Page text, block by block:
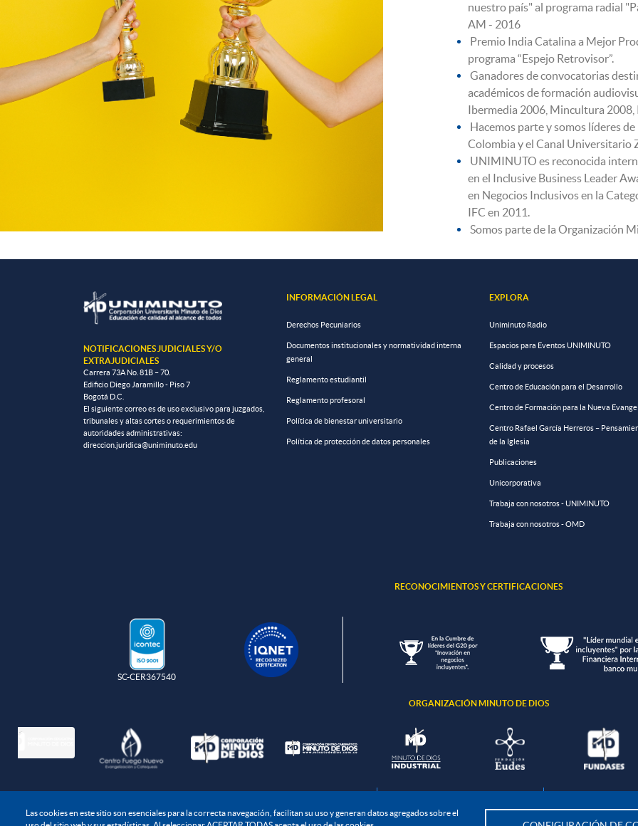
Las cookies en este sitio son esenciales para la correcta navegación, facilitan su uso y generan datos agregados sobre el
nuestro país" al programa radial
AM - 2016
Premio India Catalina a Mejor
programa “Espejo Retrovisor”.
Ganadores de convocatorias
académicos de formación
Ibermedia 2006, Mincultura 2008,
Hacemos parte y somos líderes
Colombia y el Canal Universitario
UNIMINUTO es reconocida
en el Inclusive Business Leader
en Negocios Inclusivos en la
IFC en 2011.
Somos parte de la Organización
NOTIFICACIONES JUDICIALES Y/O
EXTRAJUDICIALES
Carrera 73A No. 81B – 70.
Edificio Diego Jaramillo - Piso 7
Bogotá D.C.
El siguiente correo es de uso exclusivo para juzgados,
tribunales y altas cortes o requerimientos de
autoridades administrativas:
direccion.juridica@uniminuto.edu
INFORMACIÓN LEGAL
Derechos Pecuniarios
Documentos institucionales y normatividad interna
general
Reglamento estudiantil
Reglamento profesoral
Política de bienestar universitario
Política de protección de datos personales
EXPLORA
Uniminuto Radio
Espacios para Eventos UNIMINUTO
Calidad y procesos
Centro de Educación para el Desarrollo
Centro de Formación para la Nueva
Centro Rafael García Herreros –
de la Iglesia
Publicaciones
Unicorporativa
Trabaja con nosotros - UNIMINUTO
Trabaja con nosotros - OMD
RECONOCIMIENTOS Y CERTIFICACIONES
SC-CER367540
ORGANIZACIÓN MINUTO DE DIOS
Política de protección de datos Política de seguridad de la información Política de
Todos los derechos Reservados. UNIMINUTO 2020©